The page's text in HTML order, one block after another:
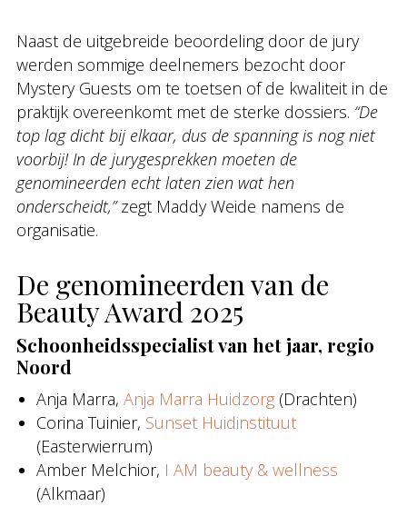
Naast de uitgebreide beoordeling door de jury
werden sommige deelnemers bezocht door
Mystery Guests om te toetsen of de kwaliteit in de
praktijk overeenkomt met de sterke dossiers. “De
top lag dicht bij elkaar, dus de spanning is nog niet
voorbij! In de jurygesprekken moeten de
genomineerden echt laten zien wat hen
onderscheidt,”zegt Maddy Weide namens de
organisatie.
De genomineerden van de
Beauty Award 2025
Schoonheidsspecialist van het jaar, regio
Noord
Anja Marra, Anja Marra Huidzorg(Drachten)
Corina Tuinier, Sunset Huidinstituut
(Easterwierrum)
Amber Melchior, I AM beauty & wellness
(Alkmaar)